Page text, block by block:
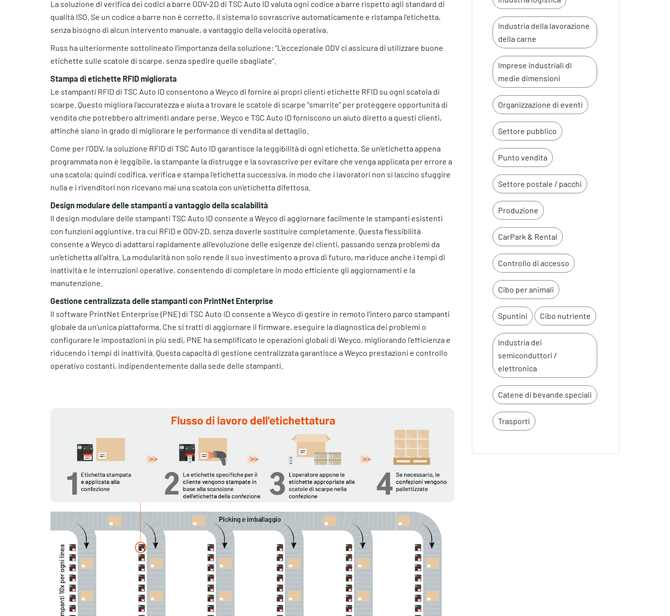
La soluzione di verifica dei codici a barre ODV-2D di TSC Auto ID valuta ogni codice a barre rispetto agli standard di
qualità ISO. Se un codice a barre non è corretto, il sistema lo sovrascrive automaticamente e ristampa l'etichetta,
senza bisogno di alcun intervento manuale, a vantaggio della velocità operativa.
Russ ha ulteriormente sottolineato l'importanza della soluzione: "L'eccezionale ODV ci assicura di utilizzare buone
etichette sulle scatole di scarpe, senza spedire quelle sbagliate".
Stampa di etichette RFID migliorata
Le stampanti RFID di TSC Auto ID consentono a Weyco di fornire ai propri clienti etichette RFID su ogni scatola di
scarpe. Questo migliora l'accuratezza e aiuta a trovare le scatole di scarpe "smarrite" per proteggere opportunità di
vendita che potrebbero altrimenti andare perse. Weyco e TSC Auto ID forniscono un aiuto diretto a questi clienti,
affinché siano in grado di migliorare le performance di vendita al dettaglio.
Come per l'ODV, la soluzione RFID di TSC Auto ID garantisce la leggibilità di ogni etichetta. Se un'etichetta appena
programmata non è leggibile, la stampante la distrugge e la sovrascrive per evitare che venga applicata per errore a
una scatola; quindi codifica, verifica e stampa l'etichetta successiva, in modo che i lavoratori non si lascino sfuggire
nulla e i rivenditori non ricevano mai una scatola con un'etichetta difettosa.
Design modulare delle stampanti a vantaggio della scalabilità
Il design modulare delle stampanti TSC Auto ID consente a Weyco di aggiornare facilmente le stampanti esistenti
con funzioni aggiuntive, tra cui RFID e ODV-2D, senza doverle sostituire completamente. Questa flessibilità
consente a Weyco di adattarsi rapidamente all'evoluzione delle esigenze dei clienti, passando senza problemi da
un'etichetta all'altra. La modularità non solo rende il suo investimento a prova di futuro, ma riduce anche i tempi di
inattività e le interruzioni operative, consentendo di completare in modo efficiente gli aggiornamenti e la
manutenzione.
Gestione centralizzata delle stampanti con PrintNet Enterprise
Il software PrintNet Enterprise (PNE) di TSC Auto ID consente a Weyco di gestire in remoto l'intero parco stampanti
globale da un'unica piattaforma. Che si tratti di aggiornare il firmware, eseguire la diagnostica dei problemi o
configurare le impostazioni in più sedi, PNE ha semplificato le operazioni globali di Weyco, migliorando l'efficienza e
riducendo i tempi di inattività. Questa capacità di gestione centralizzata garantisce a Weyco prestazioni e controllo
operativo costanti, indipendentemente dalla sede delle stampanti.
Industria della lavorazione
della carne
Imprese industriali di
medie dimensioni
Organizzazione di eventi
Settore pubblico
Punto vendita
Settore postale / pacchi
Produzione
CarPark & Rental
Controllo di accesso
Cibo per animali
Spuntini Cibo nutriente
Industria dei
semiconduttori /
elettronica
Catene di bevande speciali
Trasporti